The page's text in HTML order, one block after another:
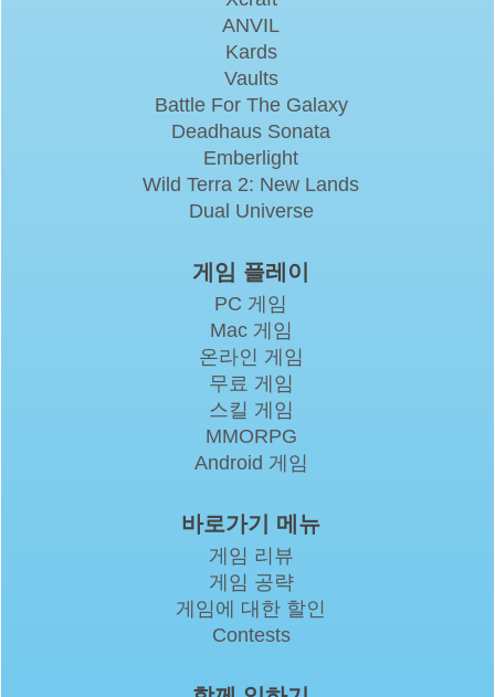
ANVIL
Kards
Vaults
Battle For The Galaxy
Deadhaus Sonata
Emberlight
Wild Terra 2: New Lands
Dual Universe
게임 플레이
PC 게임
Mac 게임
온라인 게임
무료 게임
스킬 게임
MMORPG
Android 게임
바로가기 메뉴
게임 리뷰
게임 공략
게임에 대한 할인
Contests